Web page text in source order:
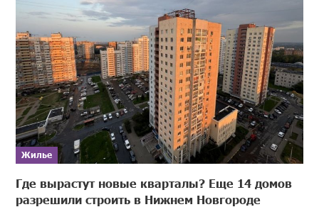
Жилье
Где вырастут новые кварталы? Еще 14 домов
разрешили строить в Нижнем Новгороде